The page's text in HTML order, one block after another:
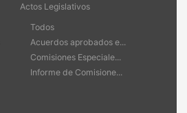
Actos Legislativos
Todos
Acuerdos aprobados e...
Comisiones Especiale...
Informe de Comisione...